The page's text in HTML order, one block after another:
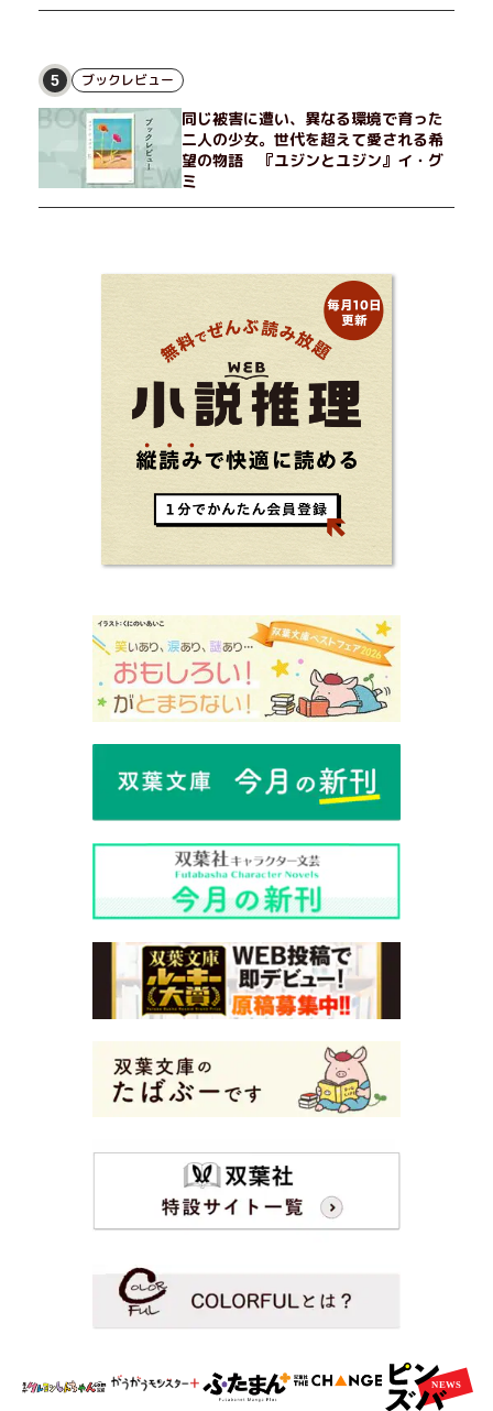
5 ブックレビュー
同じ被害に遭い、異なる環境で育った
二人の少女。世代を超えて愛される希
望の物語 『ユジンとユジン』イ・グ
ミ